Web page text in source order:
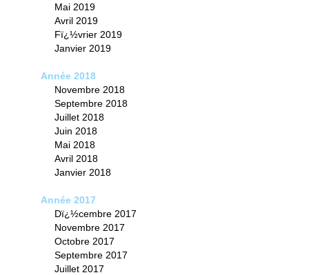
Mai 2019
Avril 2019
Fï¿½vrier 2019
Janvier 2019
Année 2018
Novembre 2018
Septembre 2018
Juillet 2018
Juin 2018
Mai 2018
Avril 2018
Janvier 2018
Année 2017
Dï¿½cembre 2017
Novembre 2017
Octobre 2017
Septembre 2017
Juillet 2017